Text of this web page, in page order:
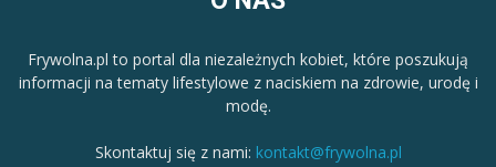
Frywolna.pl to portal dla niezależnych kobiet, które poszukują
informacji na tematy lifestylowe z naciskiem na zdrowie, urodę i
modę.
Skontaktuj się z nami: kontakt@frywolna.pl